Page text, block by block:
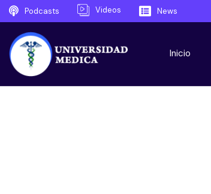
Podcasts Videos News
Inicio